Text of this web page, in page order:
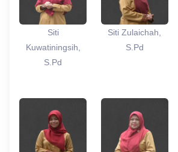
Siti
Kuwatiningsih,
S.Pd
Siti Zulaichah,
S.Pd